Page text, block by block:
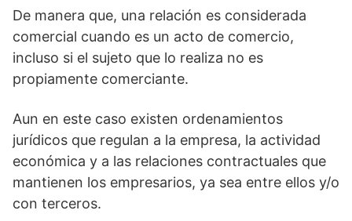
De manera que, una relación es considerada
comercial cuando es un acto de comercio,
incluso si el sujeto que lo realiza no es
propiamente comerciante.
Aun en este caso existen ordenamientos
jurídicos que regulan a la empresa, la actividad
económica y a las relaciones contractuales que
mantienen los empresarios, ya sea entre ellos y/o
con terceros.